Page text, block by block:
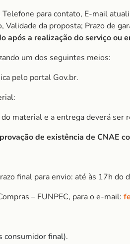
para contato, E-mail
da proposta; Prazo de
após a realização do serviço ou
um dos seguintes meios:
pelo portal Gov.br.
material e a entrega deverá ser
de existência de CNAE
final para envio: até às 17h do
– FUNPEC, para o e-mail:
consumidor final).